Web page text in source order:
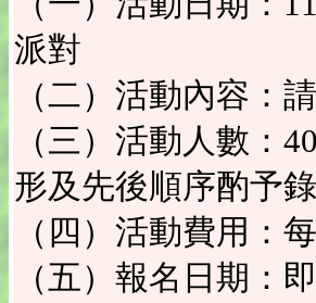
派對
（二）活動內容：
（三）活動人數：
形及先後順序酌予
（四）活動費用：
（五）報名日期：